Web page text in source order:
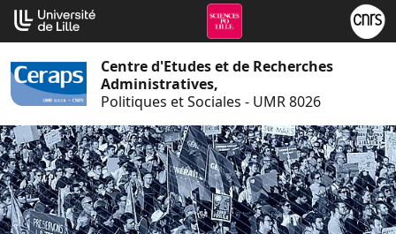
Aller
au
contenu
Centre d'Etudes et de Recherches
Administratives,
Politiques et Sociales - UMR 8026
Cookies management panel